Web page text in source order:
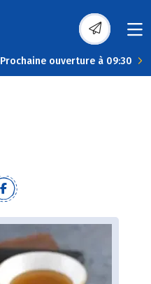
Prochaine ouverture à 09:30